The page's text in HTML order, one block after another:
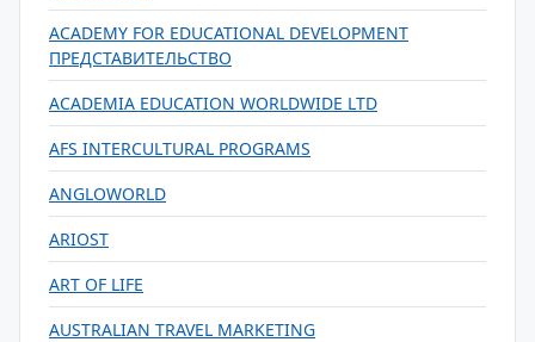
ACADEMY FOR EDUCATIONAL DEVELOPMENT
ПРЕДСТАВИТЕЛЬСТВО
ACADEMIA EDUCATION WORLDWIDE LTD
AFS INTERCULTURAL PROGRAMS
ANGLOWORLD
ARIOST
ART OF LIFE
AUSTRALIAN TRAVEL MARKETING